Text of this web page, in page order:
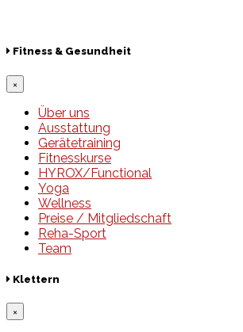
Fitness & Gesundheit
×
Über uns
Ausstattung
Gerätetraining
Fitnesskurse
HYROX/Functional
Yoga
Wellness
Preise / Mitgliedschaft
Reha-Sport
Team
Klettern
×